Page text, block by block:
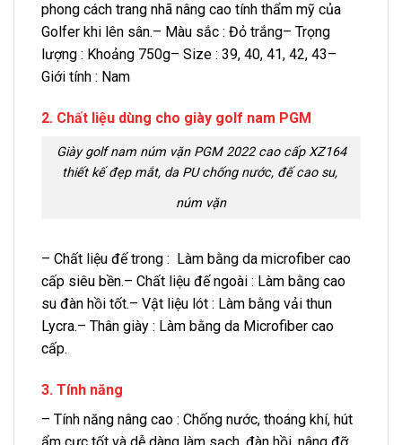
phong cách trang nhã nâng cao tính thẩm mỹ của
Golfer khi lên sân.– Màu sắc : Đỏ trắng– Trọng
lượng : Khoảng 750g– Size : 39, 40, 41, 42, 43–
Giới tính : Nam
2. Chất liệu dùng cho giày golf nam PGM
Giày golf nam núm vặn PGM 2022 cao cấp XZ164
thiết kế đẹp mắt, da PU chống nước, đế cao su,
núm vặn
– Chất liệu đế trong : Làm bằng da microfiber cao
cấp siêu bền.– Chất liệu đế ngoài : Làm bằng cao
su đàn hồi tốt.– Vật liệu lót : Làm bằng vải thun
Lycra.– Thân giày : Làm bằng da Microfiber cao
cấp.
3. Tính năng
– Tính năng nâng cao : Chống nước, thoáng khí, hút
ẩm cực tốt và dễ dàng làm sạch, đàn hồi, nâng đỡ